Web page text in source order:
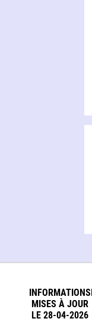
INFORMATIONS
MISES À JOUR
LE 28-04-2026